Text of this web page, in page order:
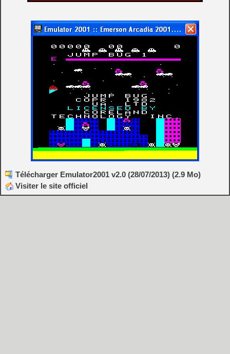
Télécharger Emulator2001 v2.0 (28/07/2013) (2.9 Mo)
Visiter le site officiel